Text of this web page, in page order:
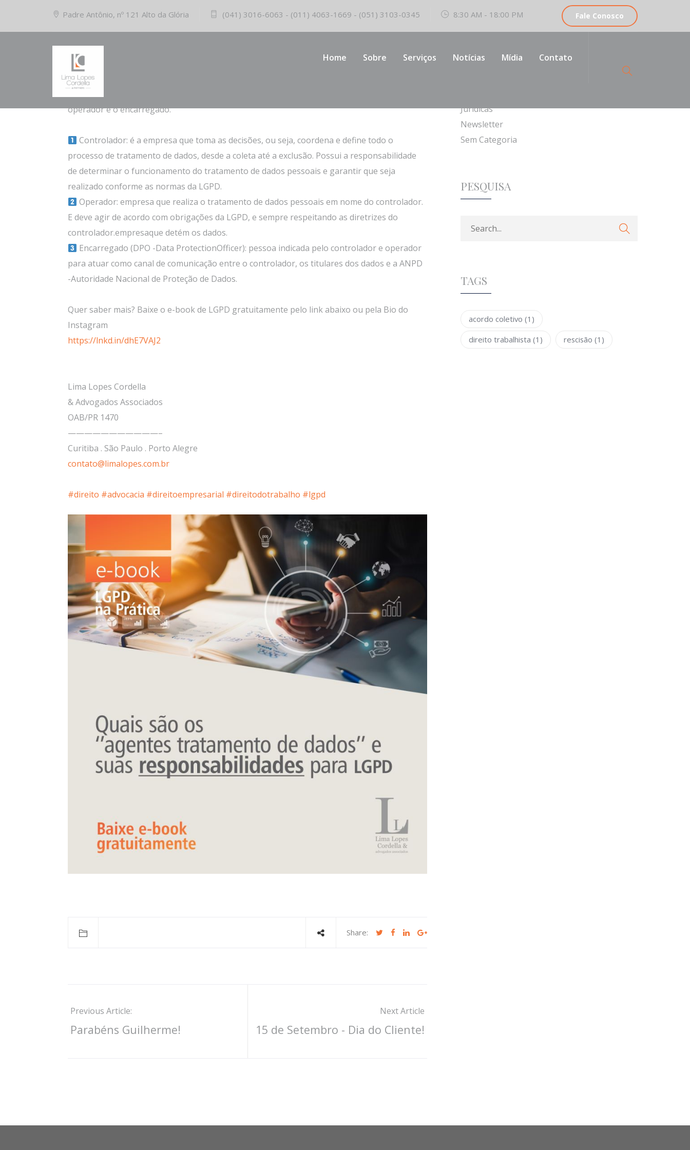
Padre Antônio, nº 121 Alto da Glória (041) 3016-6063 - (011) 4063-1669 - (051) 3103-0345 8:30 AM - 18:00 PM Fale Conosco
Home Sobre Serviços Notícias Mídia Contato
operador e o encarregado.
Controlador: é a empresa que toma as decisões, ou seja, coordena e define todo o
processo de tratamento de dados, desde a coleta até a exclusão. Possui a responsabilidade
de determinar o funcionamento do tratamento de dados pessoais e garantir que seja
realizado conforme as normas da LGPD.
Operador: empresa que realiza o tratamento de dados pessoais em nome do controlador.
E deve agir de acordo com obrigações da LGPD, e sempre respeitando as diretrizes do
controlador.empresaque detém os dados.
Encarregado (DPO -Data ProtectionOfficer): pessoa indicada pelo controlador e operador
para atuar como canal de comunicação entre o controlador, os titulares dos dados e a ANPD
-Autoridade Nacional de Proteção de Dados.
Quer saber mais? Baixe o e-book de LGPD gratuitamente pelo link abaixo ou pela Bio do
Instagram
https://lnkd.in/dhE7VAJ2
Lima Lopes Cordella
& Advogados Associados
OAB/PR 1470
———————————–
Curitiba . São Paulo . Porto Alegre
contato@limalopes.com.br
#direito #advocacia #direitoempresarial #direitodotrabalho #lgpd
Share:
Previous Article:
Parabéns Guilherme!
Next Article
15 de Setembro - Dia do Cliente!
CATEGORIAS
Jurídicas
Newsletter
Sem Categoria
PESQUISA
TAGS
acordo coletivo (1)
direito trabalhista (1) rescisão (1)